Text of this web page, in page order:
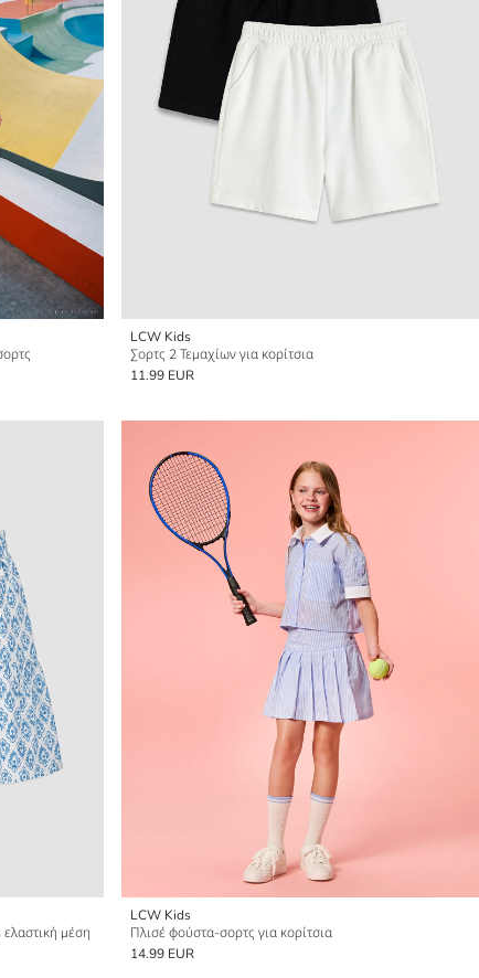
LCW Kids
Σορτς 2 Τεμαχίων για κορίτσια
11.99 EUR
μέση
LCW Kids
Πλισέ φούστα-σορτς για κορίτσια
14.99 EUR